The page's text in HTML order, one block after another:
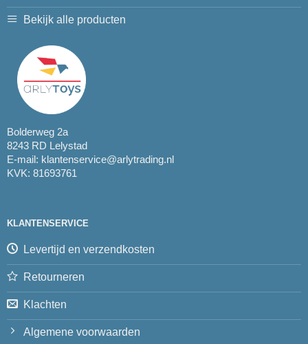
Bekijk alle producten
Bolderweg 2a
8243 RD Lelystad
E-mail: klantenservice@arlytrading.nl
KVK: 81693761
KLANTENSERVICE
Levertijd en verzendkosten
Retourneren
Klachten
Algemene voorwaarden